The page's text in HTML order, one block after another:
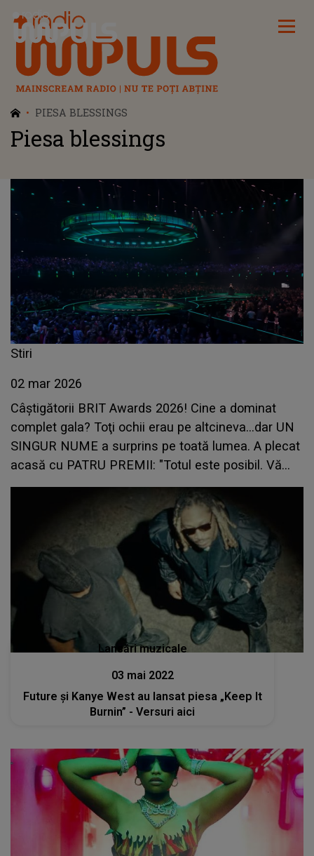
Radio Impuls
PIESA BLESSINGS
Piesa blessings
Stiri
02 mar 2026
Câștigătorii BRIT Awards 2026! Cine a dominat
complet gala? Toţi ochii erau pe altcineva...dar UN
SINGUR NUME a surprins pe toată lumea. A plecat
acasă cu PATRU PREMII: "Totul este posibil. Vă
mulțumesc pentru că..."
Lansări muzicale
03 mai 2022
Future și Kanye West au lansat piesa „Keep It
Burnin” - Versuri aici